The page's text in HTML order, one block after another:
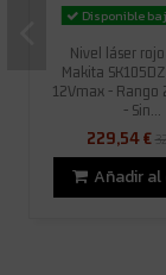
Disponible
Nivel láser
Makita
12Vmax - Rango
- Sin...
229,54 €
Añadir